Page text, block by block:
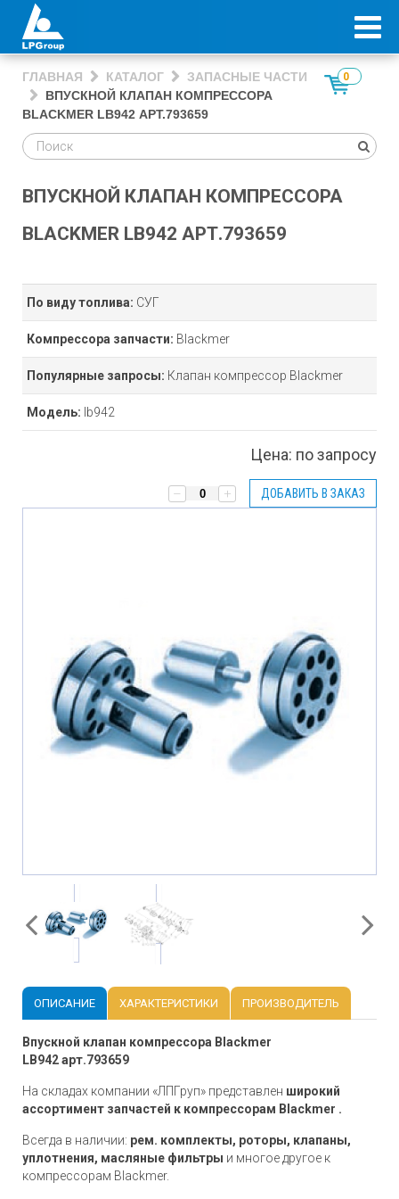
ГЛАВНАЯ КАТАЛОГ
ЗАПАСНЫЕ ЧАСТИ
ВПУСКНОЙ КЛАПАН КОМПРЕССОРА
BLACKMER LB942 АРТ.793659
0
ВПУСКНОЙ КЛАПАН КОМПРЕССОРА
BLACKMER LB942 АРТ.793659
По виду топлива: СУГ
Компрессора запчасти: Blackmer
Популярные запросы: Клапан компрессор Blackmer
Модель: lb942
Цена: по запросу
ДОБАВИТЬ В ЗАКАЗ
ОПИСАНИЕ ХАРАКТЕРИСТИКИ ПРОИЗВОДИТЕЛЬ
Впускной клапан компрессора Blackmer
LB942 арт.793659
На складах компании «ЛПГруп» представлен широкий
ассортимент запчастей к компрессорам Blackmer .
Всегда в наличии: рем. комплекты, роторы, клапаны,
уплотнения, масляные фильтры и многое другое к
компрессорам Blackmer.